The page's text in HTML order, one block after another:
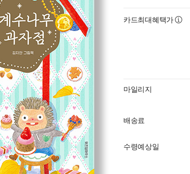
카드최대혜택가
마일리지
배송료
수령예상일